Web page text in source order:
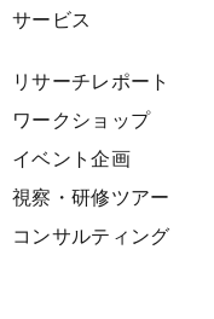
サービス
リサーチレポート
ワークショップ
イベント企画
視察・研修ツアー
コンサルティング